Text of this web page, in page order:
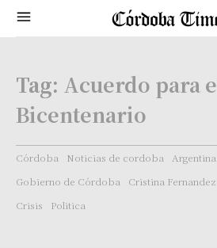
Tag: Acuerdo para
Bicentenario
Córdoba Noticias de cordoba Argentina
Gobierno de Córdoba
Cristina
Crisis
Politica